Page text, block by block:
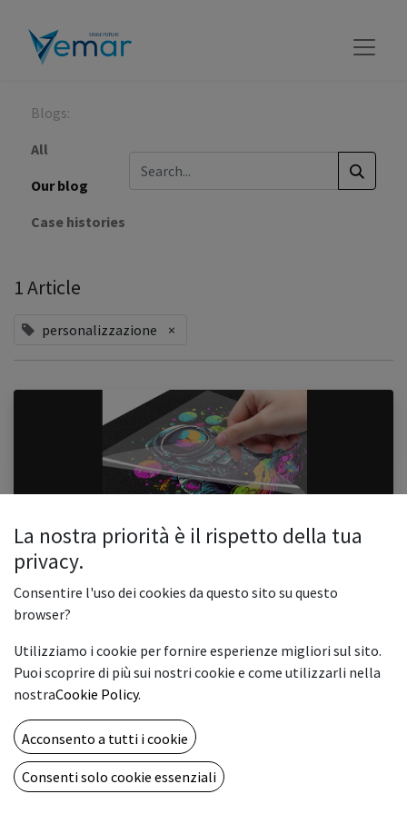
Blogs:
All
Our blog
Case histories
1 Article
personalizzazione ×
Stampa su tessuto: DTF o DTG?
La personalizzazione dei tessuti è uno dei settori più in crescita dell’industria
libero, ma sta progressivamente diventando...
abbigliamento
stampa su tessuto
0 3357
ABOUT US
Una full immersion nel mondo della stampa digitale e delle
artigrafiche al fine di condividere idee e tecnologie
La nostra priorità è il rispetto della tua
privacy.
Consentire l'uso dei cookies da questo sito su questo
browser?
Utilizziamo i cookie per fornire esperienze migliori sul sito.
Puoi scoprire di più sui nostri cookie e come utilizzarli nella
nostraCookie Policy.
Acconsento a tutti i cookie
Consenti solo cookie essenziali